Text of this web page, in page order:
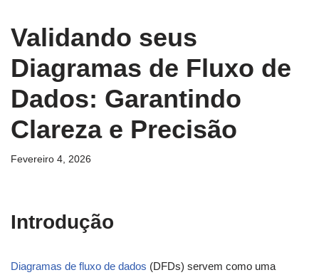
Validando seus
Diagramas de Fluxo de
Dados: Garantindo
Clareza e Precisão
Fevereiro 4, 2026
Introdução
Diagramas de fluxo de dados (DFDs) servem como uma